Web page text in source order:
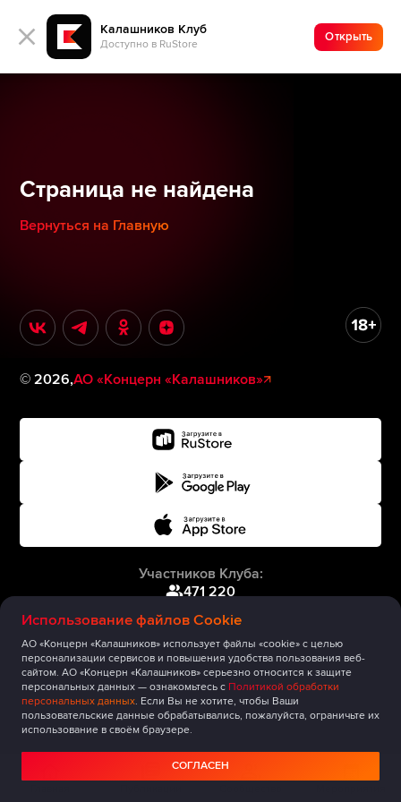
Калашников Клуб
Доступно в RuStore
Открыть
Использование файлов Cookie
АО «Концерн «Калашников» использует файлы «cookie» с целью
персонализации сервисов и повышения удобства пользования веб-
сайтом. АО «Концерн «Калашников» серьезно относится к защите
персональных данных — ознакомьтесь с Политикой обработки
персональных данных. Если Вы не хотите, чтобы Ваши
пользовательские данные обрабатывались, пожалуйста, ограничьте их
использование в своём браузере.
СОГЛАСЕН
Страница не найдена
Вернуться на Главную
©2026,АО «Концерн «Калашников»
Участников Клуба:
471 220